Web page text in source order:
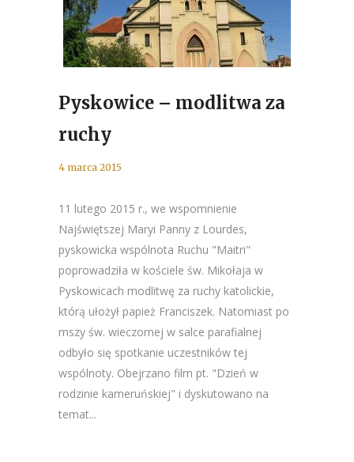
Pyskowice – modlitwa za
ruchy
4 marca 2015
11 lutego 2015 r., we wspomnienie
Najświętszej Maryi Panny z Lourdes,
pyskowicka wspólnota Ruchu "Maitri"
poprowadziła w kościele św. Mikołaja w
Pyskowicach modlitwę za ruchy katolickie,
którą ułożył papież Franciszek. Natomiast po
mszy św. wieczornej w salce parafialnej
odbyło się spotkanie uczestników tej
wspólnoty. Obejrzano film pt. "Dzień w
rodzinie kameruńskiej" i dyskutowano na
temat...